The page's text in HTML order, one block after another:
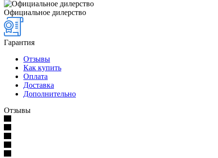
Официальное дилерство
Гарантия
Отзывы
Как купить
Оплата
Доставка
Дополнительно
Отзывы